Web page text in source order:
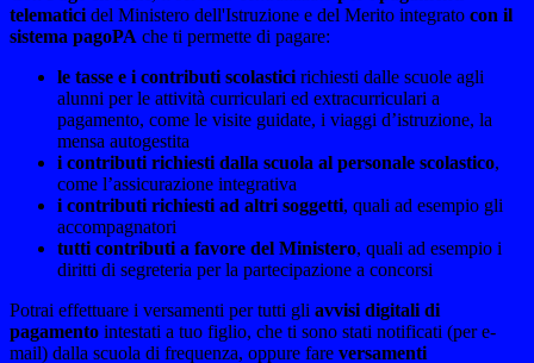
telematici del Ministero dell'Istruzione e del Merito integrato con il
sistema pagoPA che ti permette di pagare:
le tasse e i contributi scolastici richiesti dalle scuole agli
alunni per le attività curriculari ed extracurriculari a
pagamento, come le visite guidate, i viaggi d’istruzione, la
mensa autogestita
i contributi richiesti dalla scuola al personale scolastico,
come l’assicurazione integrativa
i contributi richiesti ad altri soggetti, quali ad esempio gli
accompagnatori
tutti contributi a favore del Ministero, quali ad esempio i
diritti di segreteria per la partecipazione a concorsi
Potrai effettuare i versamenti per tutti gli avvisi digitali di
pagamento intestati a tuo figlio, che ti sono stati notificati (per e-
mail) dalla scuola di frequenza, oppure fare versamenti